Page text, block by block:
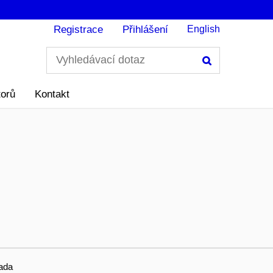
Registrace Přihlášení English
Kontakt